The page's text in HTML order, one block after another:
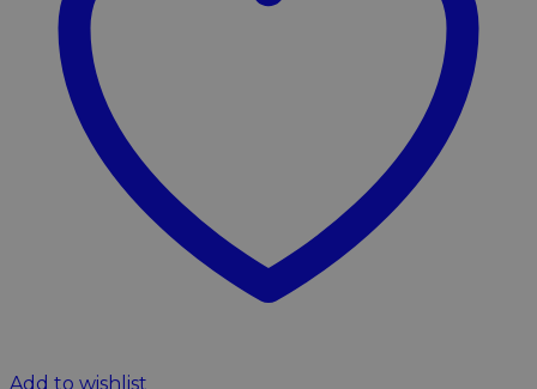
Add to wishlist